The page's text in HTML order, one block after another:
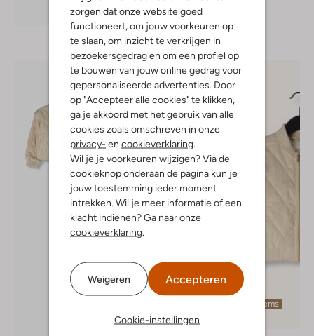
zorgen dat onze website goed
functioneert, om jouw voorkeuren op
te slaan, om inzicht te verkrijgen in
bezoekersgedrag en om een profiel op
te bouwen van jouw online gedrag voor
gepersonaliseerde advertenties. Door
op "Accepteer alle cookies" te klikken,
ga je akkoord met het gebruik van alle
cookies zoals omschreven in onze
privacy- en cookieverklaring.
Wil je je voorkeuren wijzigen? Via de
cookieknop onderaan de pagina kun je
jouw toestemming ieder moment
intrekken. Wil je meer informatie of een
klacht indienen? Ga naar onze
cookieverklaring.
Weigeren Accepteren
Cookie-instellingen
Ontdek de look
Laatste items